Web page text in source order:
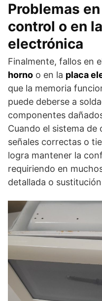
Problemas
control o en
electrónica
Finalmente, fallos en
horno o en la placa
que la memoria
puede deberse a
componentes
Cuando el sistema
señales correctas o
logra mantener la
requiriendo en
detallada o